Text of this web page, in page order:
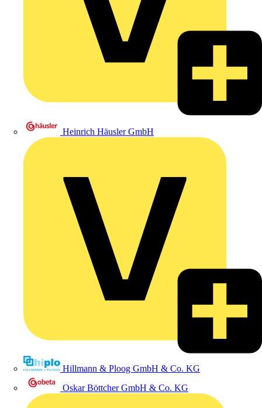
Heinrich Häusler GmbH
Hillmann & Ploog GmbH & Co. KG
Oskar Böttcher GmbH & Co. KG